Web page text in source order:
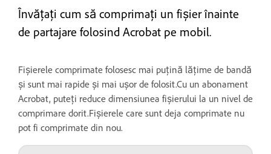
Învățați cum să comprimați un fișier înainte
de partajare folosind Acrobat pe mobil.
Fișierele comprimate folosesc mai puțină lățime de bandă
și sunt mai rapide și mai ușor de folosit.Cu un abonament
Acrobat, puteți reduce dimensiunea fișierului la un nivel de
comprimare dorit.Fișierele care sunt deja comprimate nu
pot fi comprimate din nou.